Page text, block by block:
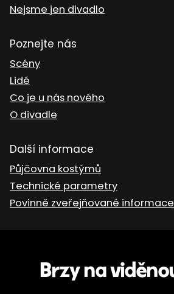
Nejsme jen divadlo
Poznejte nás
Scény
Lidé
Co je u nás nového
O divadle
Další informace
Půjčovna kostýmů
Technické parametry
Povinně zveřejňované informace
Brzy na